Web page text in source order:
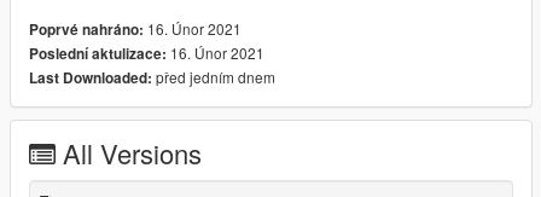
--------------------------------------------------
How to Fly:
--------------------------------------------------
Press ' X ' to fly mod
press again drive mod
Poprvé nahráno: 16. Únor 2021
Poslední aktulizace: 16. Únor 2021
Last Downloaded: před jedním dnem
All Versions